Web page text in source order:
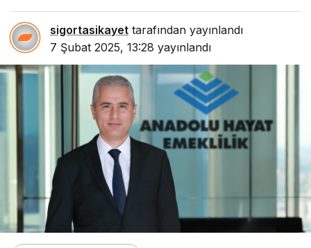
sigortasikayet tarafından yayınlandı
7 Şubat 2025, 13:28 yayınlandı